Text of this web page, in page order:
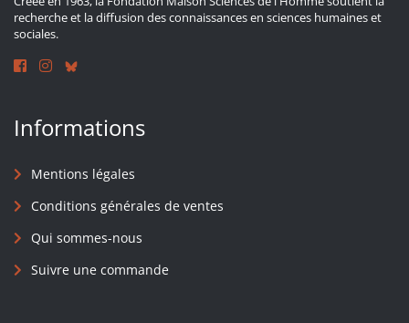
recherche et la diffusion des connaissances en sciences humaines et
sociales.
Informations
Mentions légales
Conditions générales de ventes
Qui sommes-nous
Suivre une commande